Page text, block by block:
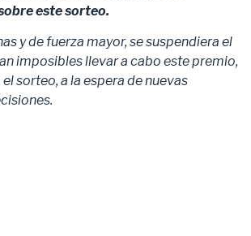
este sorteo.
y de fuerza mayor, se suspendiera el
imposibles llevar a cabo este premio,
sorteo, a la espera de nuevas